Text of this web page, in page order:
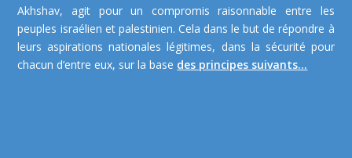
Akhshav, agit pour un compromis raisonnable entre les
peuples israélien et palestinien. Cela dans le but de répondre à
leurs aspirations nationales légitimes, dans la sécurité pour
chacun d’entre eux, sur la base des principes suivants...